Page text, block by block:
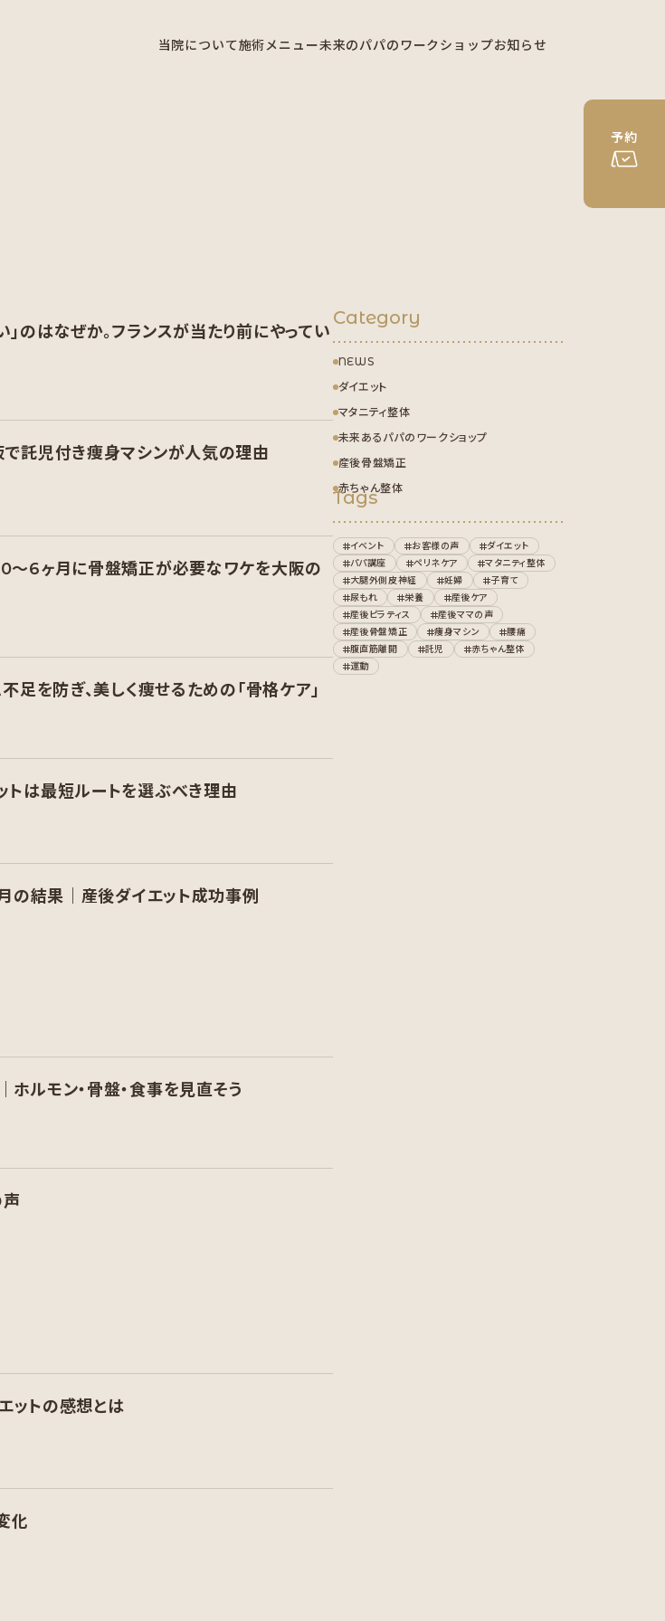
当院について施術メニュー未来のパパのワークショップお知らせ
予約
のはなぜか。フランスが当たり前にやってい
で託児付き痩身マシンが人気の理由
〜6ヶ月に骨盤矯正が必要なワケを大阪の
足を防ぎ、美しく痩せるための「骨格ケア」
トは最短ルートを選ぶべき理由
の結果｜産後ダイエット成功事例
ルモン・骨盤・食事を見直そう
ットの感想とは
化
Category
NEWS
ダイエット
マタニティ整体
未来あるパパのワークショップ
産後骨盤矯正
赤ちゃん整体
Tags
イベント お客様の声
ダイエット
パパ講座
ペリネケア
マタニティ整体
大腿外側皮神経
妊婦
子育て
尿もれ
栄養
産後ケア
産後ピラティス
産後ママの声
産後骨盤矯正
痩身マシン
腰痛
腹直筋離開
託児
赤ちゃん整体
運動